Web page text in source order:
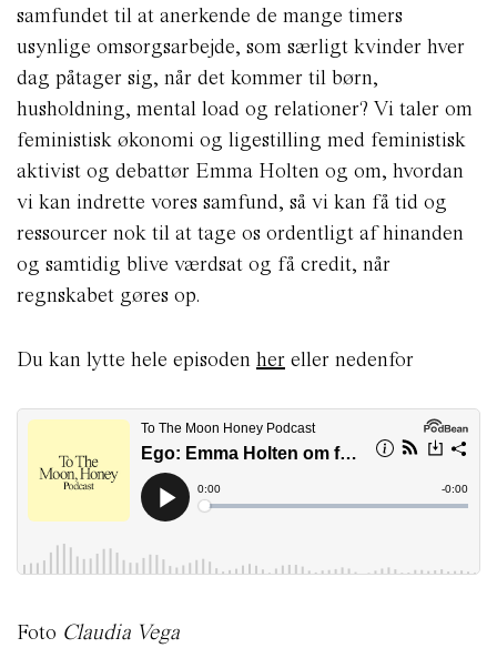
samfundet til at anerkende de mange timers
usynlige omsorgsarbejde, som særligt kvinder hver
dag påtager sig, når det kommer til børn,
husholdning, mental load og relationer? Vi taler om
feministisk økonomi og ligestilling med feministisk
aktivist og debattør Emma Holten og om, hvordan
vi kan indrette vores samfund, så vi kan få tid og
ressourcer nok til at tage os ordentligt af hinanden
og samtidig blive værdsat og få credit, når
regnskabet gøres op.
Du kan lytte hele episoden her eller nedenfor
Foto Claudia Vega